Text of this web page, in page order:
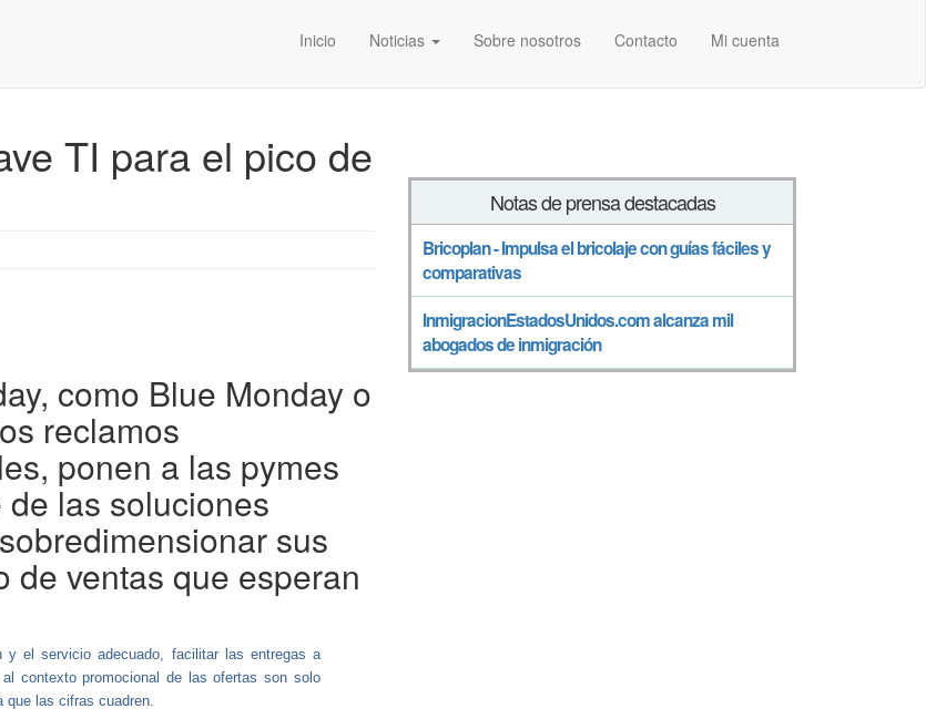
Inicio Noticias Sobre nosotros Contacto Mi cuenta
TI para el pico de
como Blue Monday o
reclamos
ponen a las pymes
las soluciones
sus
de ventas que esperan
y el servicio adecuado, facilitar las entregas a
contexto promocional de las ofertas son solo
que las cifras cuadren.
Notas de prensa destacadas
Bricoplan - Impulsa el bricolaje con guías fáciles y
comparativas
InmigracionEstadosUnidos.com alcanza mil
abogados de inmigración